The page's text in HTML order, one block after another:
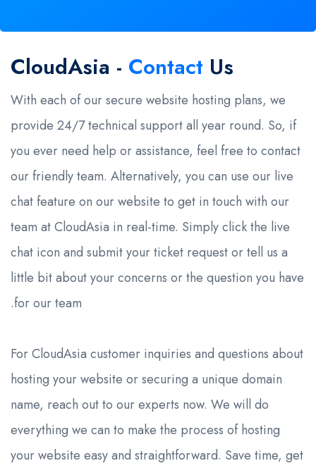
CloudAsia - Contact Us
With each of our secure website hosting plans, we
provide 24/7 technical support all year round. So, if
you ever need help or assistance, feel free to contact
our friendly team. Alternatively, you can use our live
chat feature on our website to get in touch with our
team at CloudAsia in real-time. Simply click the live
chat icon and submit your ticket request or tell us a
little bit about your concerns or the question you have
for our team.
For CloudAsia customer inquiries and questions about
hosting your website or securing a unique domain
name, reach out to our experts now. We will do
everything we can to make the process of hosting
your website easy and straightforward. Save time, get